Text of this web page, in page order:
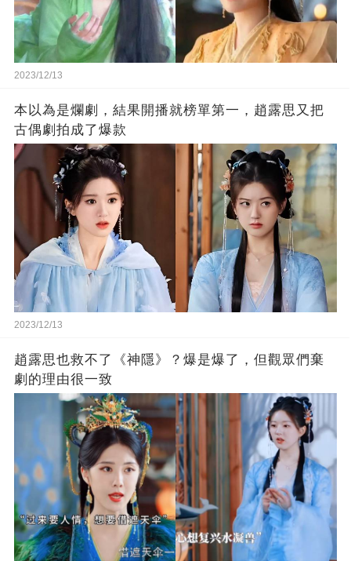
2023/12/13
本以為是爛劇，結果開播就榜單第一，趙露思又把
古偶劇拍成了爆款
2023/12/13
趙露思也救不了《神隱》？爆是爆了，但觀眾們棄
劇的理由很一致